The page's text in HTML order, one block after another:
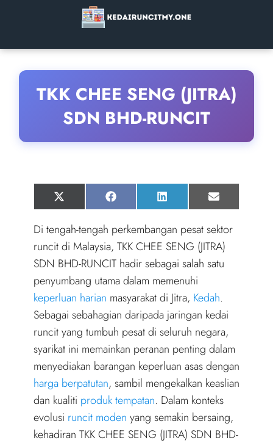
TKK CHEE SENG (JITRA)
SDN BHD-RUNCIT
Share
on
X
(
w
i
t
t
e
r
)
Share
on
F
a
e
b
o
o
Share
on
L
i
k
e
d
I
n
Share
on
E
m
i
l
Di tengah-tengah perkembangan pesat sektor
runcit di Malaysia, TKK CHEE SENG (JITRA)
SDN BHD-RUNCIT hadir sebagai salah satu
penyumbang utama dalam memenuhi
keperluan harian masyarakat di Jitra, Kedah.
Sebagai sebahagian daripada jaringan kedai
runcit yang tumbuh pesat di seluruh negara,
syarikat ini memainkan peranan penting dalam
menyediakan barangan keperluan asas dengan
harga berpatutan, sambil mengekalkan keaslian
dan kualiti produk tempatan. Dalam konteks
evolusi runcit moden yang semakin bersaing,
kehadiran TKK CHEE SENG (JITRA) SDN BHD-